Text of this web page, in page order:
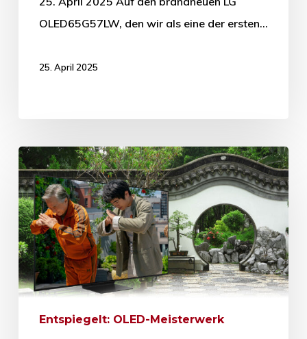
OLED65G57LW, den wir als eine der ersten…
25. April 2025
Entspiegelt: OLED-Meisterwerk